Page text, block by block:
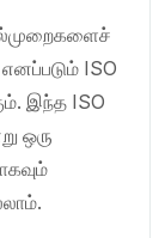
ISO
இந்த ISO
ஒரு